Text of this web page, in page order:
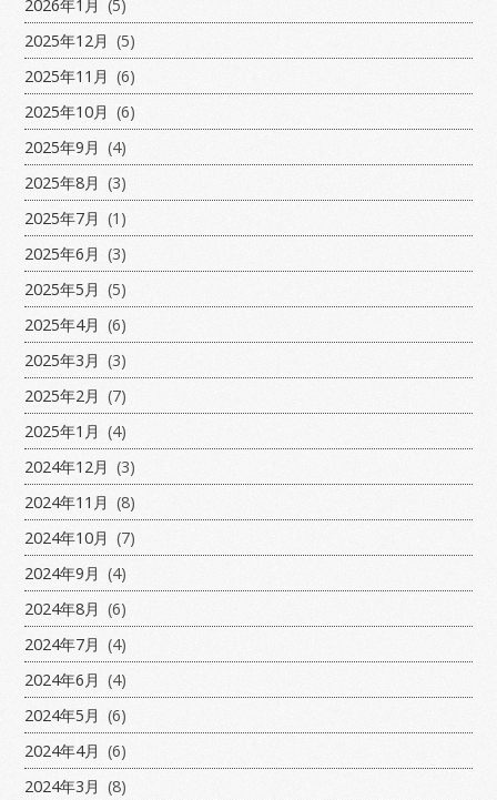
2026年1月 (5)
2025年12月 (5)
2025年11月 (6)
2025年10月 (6)
2025年9月 (4)
2025年8月 (3)
2025年7月 (1)
2025年6月 (3)
2025年5月 (5)
2025年4月 (6)
2025年3月 (3)
2025年2月 (7)
2025年1月 (4)
2024年12月 (3)
2024年11月 (8)
2024年10月 (7)
2024年9月 (4)
2024年8月 (6)
2024年7月 (4)
2024年6月 (4)
2024年5月 (6)
2024年4月 (6)
2024年3月 (8)